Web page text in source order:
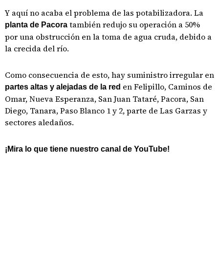
Y aquí no acaba el problema de las potabilizadora. La
planta de Pacora también redujo su operación a 50%
por una obstrucción en la toma de agua cruda, debido a
la crecida del río.
Como consecuencia de esto, hay suministro irregular en
partes altas y alejadas de la red en Felipillo, Caminos de
Omar, Nueva Esperanza, San Juan Tataré, Pacora, San
Diego, Tanara, Paso Blanco 1 y 2, parte de Las Garzas y
sectores aledaños.
¡Mira lo que tiene nuestro canal de YouTube!